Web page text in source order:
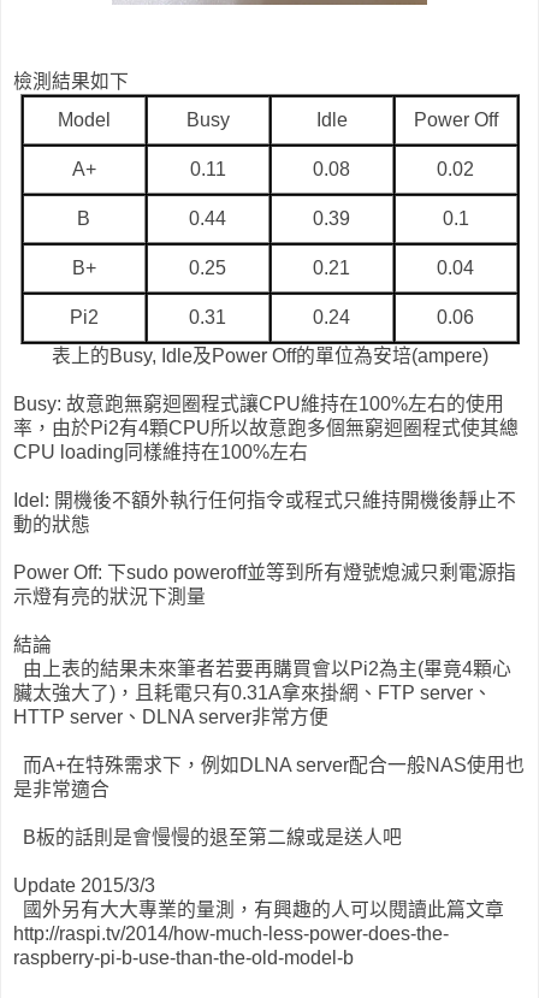
檢測結果如下
Model
Busy Idle Power Off
A+ 0.11 0.08 0.02
B 0.44 0.39 0.1
B+ 0.25 0.21 0.04
Pi2 0.31 0.24
0.06
表上的Busy, Idle及Power Off的單位為安培(ampere)
Busy: 故意跑無窮迴圈程式讓CPU維持在100%左右的使用
率，由於Pi2有4顆CPU所以故意跑多個無窮迴圈程式使其總
CPU loading同樣維持在100%左右
Idel: 開機後不額外執行任何指令或程式只維持開機後靜止不
動的狀態
Power Off: 下sudo poweroff並等到所有燈號熄滅只剩電源指
示燈有亮的狀況下測量
結論
由上表的結果未來筆者若要再購買會以Pi2為主(畢竟4顆心
臟太強大了)，且耗電只有0.31A拿來掛網、FTP server、
HTTP server、DLNA server非常方便
而A+在特殊需求下，例如DLNA server配合一般NAS使用也
是非常適合
B板的話則是會慢慢的退至第二線或是送人吧
Update 2015/3/3
國外另有大大專業的量測，有興趣的人可以閱讀此篇文章
http://raspi.tv/2014/how-much-less-power-does-the-
raspberry-pi-b-use-than-the-old-model-b